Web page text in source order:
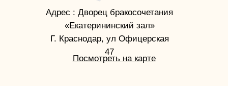
Адрес : Дворец бракосочетания
«Екатерининский зал»
Г. Краснодар, ул Офицерская
47
Посмотреть на карте